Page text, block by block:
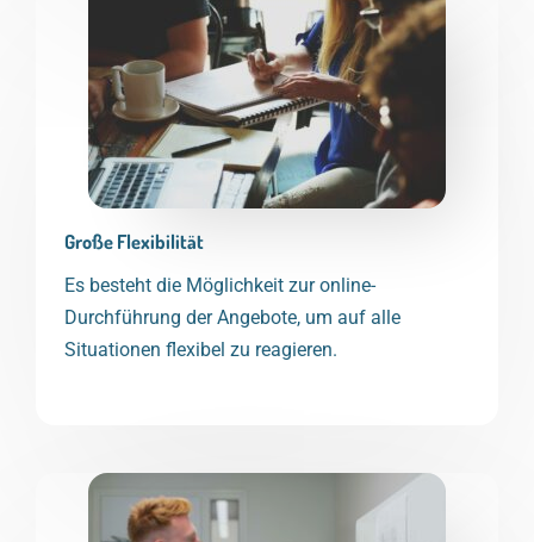
Große Flexibilität
Es besteht die Möglichkeit zur online-
Durchführung der Angebote, um auf alle
Situationen flexibel zu reagieren.